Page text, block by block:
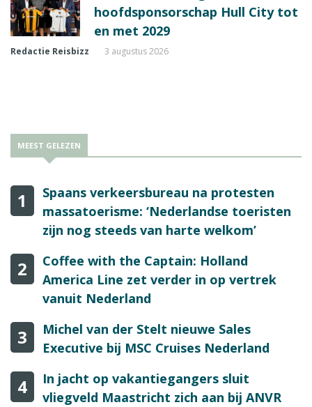
hoofdsponsorschap Hull City tot
en met 2029
Redactie Reisbizz 3 augustus 2026
MEEST GELEZEN
1
Spaans verkeersbureau na protesten
massatoerisme: ‘Nederlandse toeristen
zijn nog steeds van harte welkom’
2
Coffee with the Captain: Holland
America Line zet verder in op vertrek
vanuit Nederland
3
Michel van der Stelt nieuwe Sales
Executive bij MSC Cruises Nederland
4
In jacht op vakantiegangers sluit
vliegveld Maastricht zich aan bij ANVR